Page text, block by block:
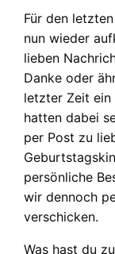
Für den
nun wieder
lieben
Danke oder
letzter Zeit ein
hatten dabei
per Post zu
persönliche
wir dennoch
verschicken.
Was hast du